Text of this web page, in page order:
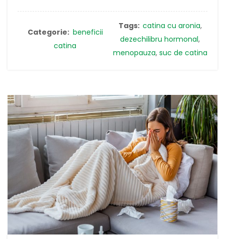
Categorie: beneficii
catina
Tags: catina cu aronia,
dezechilibru hormonal,
menopauza, suc de catina